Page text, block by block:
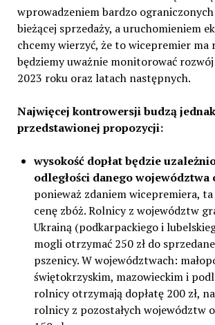
wprowadzeniem bardzo
bieżącej sprzedaży, a uruchomieniem
chcemy wierzyć, że to wicepremier ma
będziemy uważnie monitorować
2023 roku oraz latach następnych.
Najwięcej kontrowersji budzą
przedstawionej propozycji:
wysokość dopłat będzie
odległości danego województwa
ponieważ zdaniem wicepremiera, ta
cenę zbóż. Rolnicy z województw
Ukrainą (podkarpackiego i
mogli otrzymać 250 zł do
pszenicy. W województwach:
świętokrzyskim, mazowieckim i
rolnicy otrzymają dopłatę 200 zł,
rolnicy z pozostałych województw